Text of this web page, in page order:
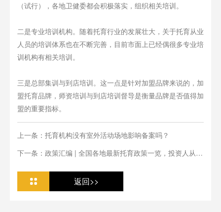
（试行），各地卫健委都会积极落实，组织相关培训。
二是专业培训机构。随着托育行业的发展壮大，关于托育从业
人员的培训体系也在不断完善，目前市面上已经偶很多专业培
训机构有相关培训。
三是总部集训与到店培训。这一点是针对加盟品牌来说的，加
盟托育品牌，师资培训与到店培训督导是衡量品牌是否值得加
盟的重要指标。
上一条：托育机构没有室外活动场地影响备案吗？
下一条：政策汇编 | 全国各地最新托育政策一览，投资人从业
返回>>